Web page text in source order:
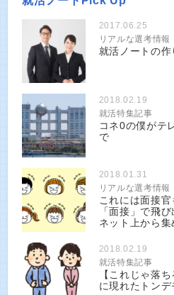
2017.06.25
リアルな選考情報
就活ノートの作
2018.02.19
就活特集記事
コネ0の僕がテ
で
2018.01.31
リアルな選考情報
これには面接
「面接」で飛
ネット上から集
2018.02.19
就活特集記事
【これじゃ落
に現れたトンデ